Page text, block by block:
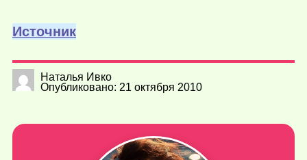
Источник
Наталья Ивко
Опубликовано: 21 октября 2010